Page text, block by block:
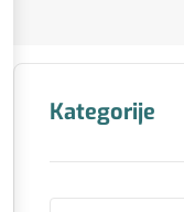
Kategorije